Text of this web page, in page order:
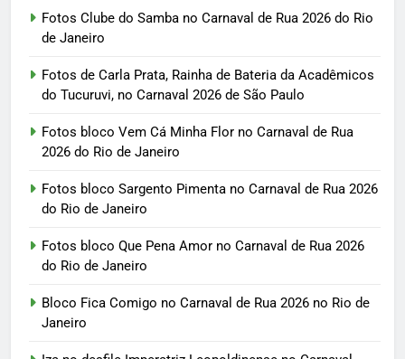
Fotos Clube do Samba no Carnaval de Rua 2026 do Rio
de Janeiro
Fotos de Carla Prata, Rainha de Bateria da Acadêmicos
do Tucuruvi, no Carnaval 2026 de São Paulo
Fotos bloco Vem Cá Minha Flor no Carnaval de Rua
2026 do Rio de Janeiro
Fotos bloco Sargento Pimenta no Carnaval de Rua 2026
do Rio de Janeiro
Fotos bloco Que Pena Amor no Carnaval de Rua 2026
do Rio de Janeiro
Bloco Fica Comigo no Carnaval de Rua 2026 no Rio de
Janeiro